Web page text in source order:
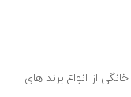
از انواع برند های